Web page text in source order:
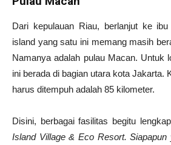
Dari kepulauan Riau, berlanjut ke
island yang satu ini memang masih
Namanya adalah pulau Macan. Untuk
ini berada di bagian utara kota Jakarta.
harus ditempuh adalah 85 kilometer.
Disini, berbagai fasilitas begitu
Island Village & Eco Resort. Siapapun